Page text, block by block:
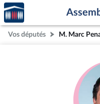
Aller au contenu
Aller en bas de la page
Accèder
à la
page
d'accueil
Vos députés